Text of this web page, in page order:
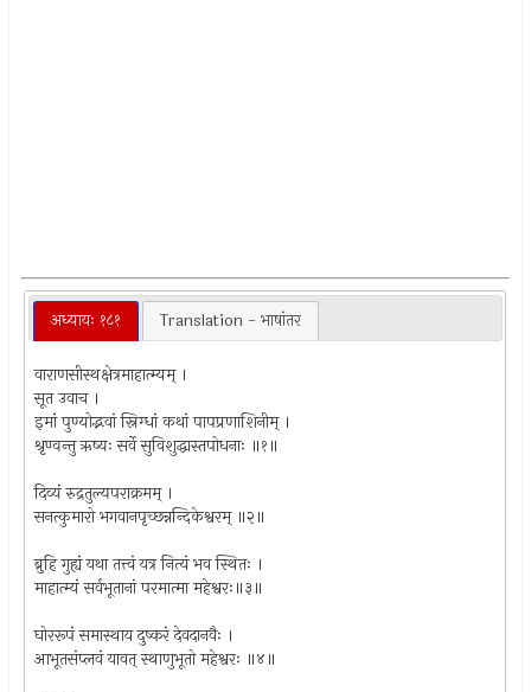
अध्यायः १८१ Translation - भाषांतर
वाराणसीस्थक्षेत्रमाहात्म्यम् ।
सूत उवाच ।
इमां पुण्योद्भवां स्निग्धां कथां पापप्रणाशिनीम् ।
श्रृण्वन्तु ऋष्यः सर्वे सुविशुद्धास्तपोधनाः ॥१॥
दिव्यं रुद्रतुल्यपराक्रमम् ।
सनत्कुमारो भगवानपृच्छन्नन्दिकेश्वरम् ॥२॥
ब्रुहि गुह्यं यथा तत्त्वं यत्र नित्यं भव स्थितः ।
माहात्म्यं सर्वभूतानां परमात्मा महेश्वरः॥३॥
घोररूपं समास्थाय दुष्करं देवदानवैः ।
आभूतसंप्लवं यावत् स्थाणुभूतो महेश्वरः ॥४॥